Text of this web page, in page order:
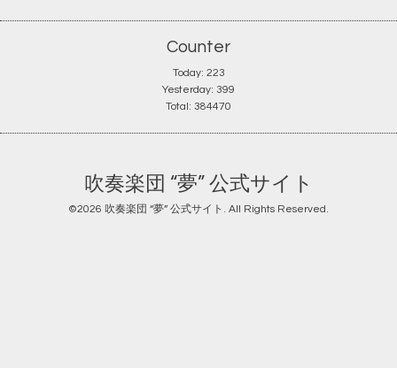
Counter
Today: 223
Yesterday: 399
Total: 384470
吹奏楽団 “夢” 公式サイト
©2026 吹奏楽団 “夢” 公式サイト . All Rights Reserved.